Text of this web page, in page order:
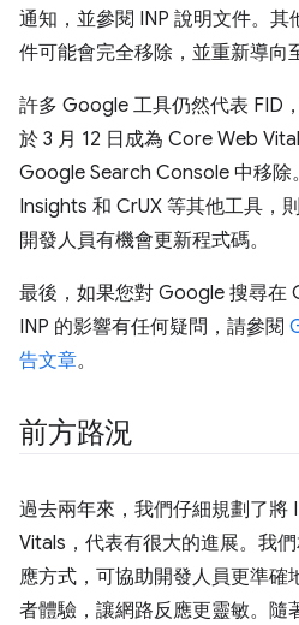
通知，並參閱 INP 說明文件。其
件可能會完全移除，並重新導向
許多 Google 工具仍然代表 FID
於 3 月 12 日成為 Core Web
Google Search Console 中移除
Insights 和 CrUX 等其他工具，
開發人員有機會更新程式碼。
最後，如果您對 Google 搜尋在
INP 的影響有任何疑問，請參閱
告文章。
前方路況
過去兩年來，我們仔細規劃了將
Vitals，代表有很大的進展。我
應方式，可協助開發人員更準確
者體驗，讓網路反應更靈敏。隨